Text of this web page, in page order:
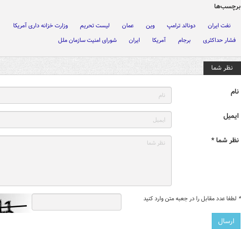
برچسب‌ها
نفت ایران دونالد ترامپ وین عمان لیست تحریم
وزارت خزانه داری آمریکا
فشار حداکثری
برجام آمریکا ایران شورای امنیت سازمان ملل
نظر شما
نام
ایمیل
نظر شما *
* لطفا عدد مقابل را در جعبه متن وارد کنید